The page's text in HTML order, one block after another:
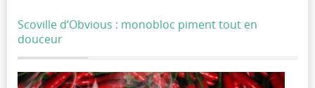
Scoville d’Obvious : monobloc piment tout en
douceur